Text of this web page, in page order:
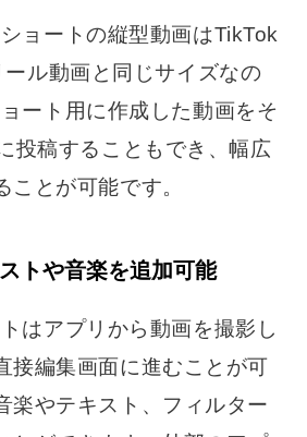
ョートの縦型動画はTikTok
ル動画と同じサイズなの
ート用に作成した動画をそ
投稿することもでき、幅広
ことが可能です。
トや音楽を追加可能
はアプリから動画を撮影し
接編集画面に進むことが可
楽やテキスト、フィルター